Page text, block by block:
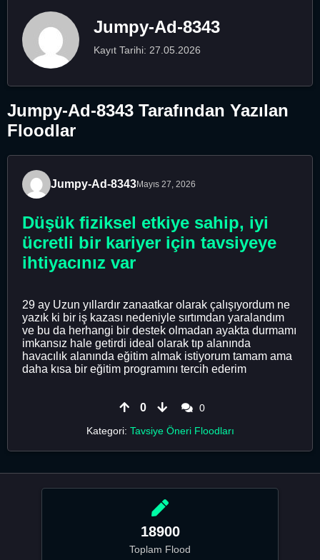
Jumpy-Ad-8343
Kayıt Tarihi: 27.05.2026
Jumpy-Ad-8343 Tarafından Yazılan
Floodlar
Jumpy-Ad-8343Mayıs 27, 2026
Düşük fiziksel etkiye sahip, iyi
ücretli bir kariyer için tavsiyeye
ihtiyacınız var
29 ay Uzun yıllardır zanaatkar olarak çalışıyordum ne
yazık ki bir iş kazası nedeniyle sırtımdan yaralandım
ve bu da herhangi bir destek olmadan ayakta durmamı
imkansız hale getirdi ideal olarak tıp alanında
havacılık alanında eğitim almak istiyorum tamam ama
daha kısa bir eğitim programını tercih ederim
0
0
Kategori: Tavsiye Öneri Floodları
18900
Toplam Flood